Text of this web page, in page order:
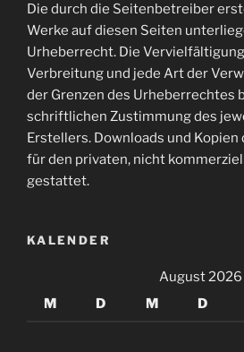
Die durch die Seitenbetreiber
Werke auf diesen Seiten
Urheberrecht. Die
Verbreitung und jede Art der
der Grenzen des Urheberrechtes
schriftlichen Zustimmung des
Erstellers. Downloads und
für den privaten, nicht
gestattet.
KALENDER
August 2026
M
D M D